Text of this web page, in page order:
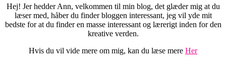
Hej! Jer hedder Ann, velkommen til min blog, det glæder mig at du
læser med, håber du finder bloggen interessant, jeg vil yde mit
bedste for at du finder en masse interessant og lærerigt inden for den
kreative verden.
Hvis du vil vide mere om mig, kan du læse mere Her